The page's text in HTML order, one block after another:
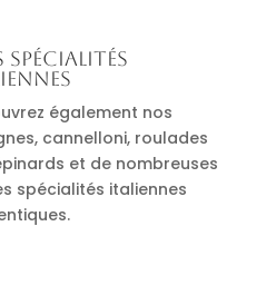
spécialités
également nos
cannelloni, roulades
et de nombreuses
spécialités italiennes